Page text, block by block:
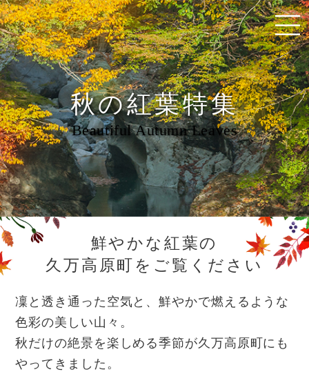
秋の紅葉特集
Beautiful Autumn Leaves
鮮やかな紅葉の
久万高原町をご覧ください
凜と透き通った空気と、鮮やかで燃えるような
色彩の美しい山々。
秋だけの絶景を楽しめる季節が久万高原町にも
やってきました。